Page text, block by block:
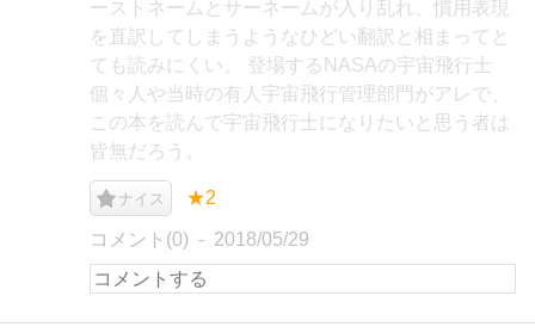
ーストネームとサーネームが入り乱れ、慣用表現
を直訳してしまうようなひどい翻訳と相まってと
ても読みにくい。 登場するNASAの宇宙飛行士
個々人や当時の有人宇宙飛行管理部門がアレで、
この本を読んで宇宙飛行士になりたいと思う者は
皆無だろう。
ナイス ★2
コメント(0) 2018/05/29